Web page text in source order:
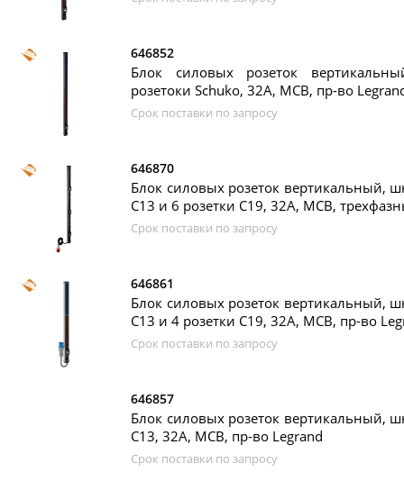
646852
Блок силовых розеток
розетоки Schuko, 32А, MCB, пр-во
Срок поставки по запросу
646870
Блок силовых розеток вертикальный,
C13 и 6 розетки С19, 32А, MCB,
Срок поставки по запросу
646861
Блок силовых розеток вертикальный,
C13 и 4 розетки С19, 32А, MCB, пр-во
Срок поставки по запросу
646857
Блок силовых розеток вертикальный,
C13, 32А, MCB, пр-во Legrand
Срок поставки по запросу